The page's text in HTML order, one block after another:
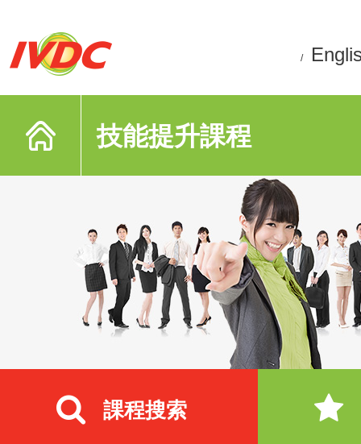
/
技能提升課程
課程搜索